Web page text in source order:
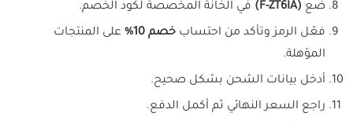
ضع (F-ZT6IA) في الخانة المخصصة لكود الخصم.
فعّل الرمز وتأكد من احتساب خصم 10%
على المنتجات
المؤهلة.
أدخل بيانات الشحن بشكل صحيح.
راجع السعر النهائي ثم أكمل الدفع.